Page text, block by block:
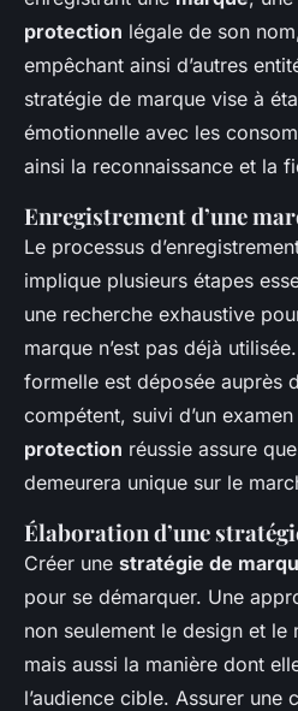
protection légale de son
empêchant ainsi d’autres
stratégie de marque vise à
émotionnelle avec les
ainsi la reconnaissance et la
Enregistrement d’une
Le processus
implique plusieurs étapes
une recherche exhaustive
marque n’est pas déjà
formelle est déposée auprès
compétent, suivi d’un
protection réussie assure
demeurera unique sur le
Élaboration d’une
Créer une stratégie de
pour se démarquer. Une
non seulement le design et le
mais aussi la manière dont
l’audience cible. Assurer une